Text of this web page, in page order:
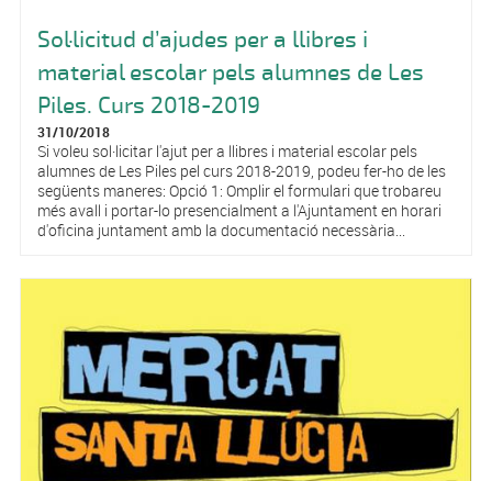
Sol·licitud d’ajudes per a llibres i
material escolar pels alumnes de Les
Piles. Curs 2018-2019
31/10/2018
Si voleu sol·licitar l'ajut per a llibres i material escolar pels
alumnes de Les Piles pel curs 2018-2019, podeu fer-ho de les
següents maneres: Opció 1: Omplir el formulari que trobareu
més avall i portar-lo presencialment a l'Ajuntament en horari
d'oficina juntament amb la documentació necessària...